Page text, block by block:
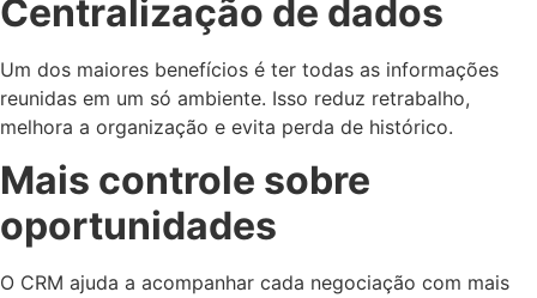
Centralização de dados
Um dos maiores benefícios é ter todas as informações
reunidas em um só ambiente. Isso reduz retrabalho,
melhora a organização e evita perda de histórico.
Mais controle sobre
oportunidades
O CRM ajuda a acompanhar cada negociação com mais